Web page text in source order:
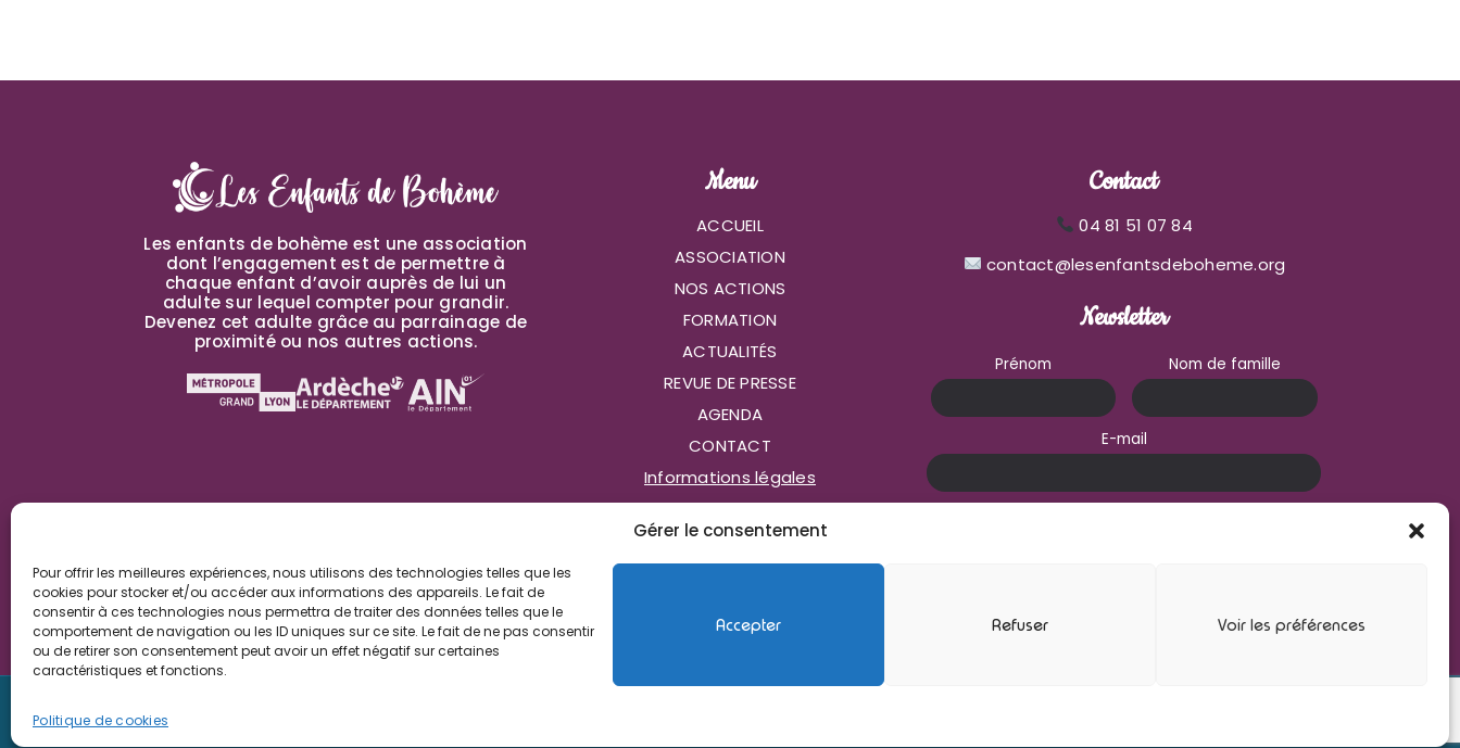
Gérer le consentement
Pour offrir les meilleures expériences, nous utilisons des technologies telles que les
cookies pour stocker et/ou accéder aux informations des appareils. Le fait de
consentir à ces technologies nous permettra de traiter des données telles que le
comportement de navigation ou les ID uniques sur ce site. Le fait de ne pas consentir
ou de retirer son consentement peut avoir un effet négatif sur certaines
caractéristiques et fonctions.
Accepter Refuser Voir les préférences
Politique de cookies
Les enfants de bohème est une association
dont l’engagement est de permettre à
chaque enfant d’avoir auprès de lui un
adulte sur lequel compter pour grandir.
Devenez cet adulte grâce au parrainage de
proximité ou nos autres actions.
Menu
ACCUEIL
ASSOCIATION
NOS ACTIONS
FORMATION
ACTUALITÉS
REVUE DE PRESSE
AGENDA
CONTACT
Informations légales
Contact
04 81 51 07 84
contact@lesenfantsdeboheme.org
Newsletter
Prénom Nom de famille
E-mail